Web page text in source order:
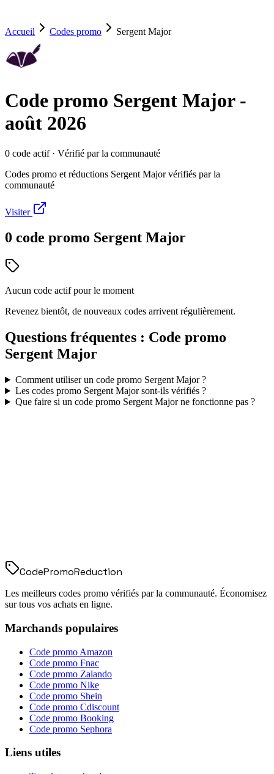
Accueil Codes promo Sergent Major
Code promo Sergent Major-
août 2026
0 code actif· Vérifié par la communauté
Codes promo et réductions Sergent Major vérifiés par la
communauté
Visiter
0 code promo Sergent Major
Aucun code actif pour le moment
Revenez bientôt, de nouveaux codes arrivent régulièrement.
Questions fréquentes : Code promo
Sergent Major
Comment utiliser un code promo Sergent Major?
Les codes promo Sergent Majorsont-ils vérifiés ?
Que faire si un code promo Sergent Majorne fonctionne pas ?
CodePromoReduction
Les meilleurs codes promo vérifiés par la communauté. Économisez
sur tous vos achats en ligne.
Marchands populaires
Code promo Amazon
Code promo Fnac
Code promo Zalando
Code promo Nike
Code promo Shein
Code promo Cdiscount
Code promo Booking
Code promo Sephora
Liens utiles